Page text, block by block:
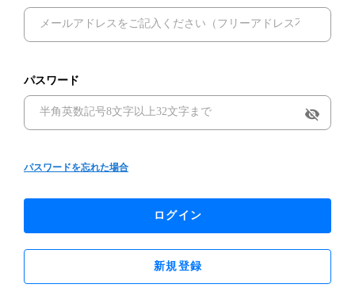
パスワード
visibility_off
パスワードを忘れた場合
ログイン
新規登録